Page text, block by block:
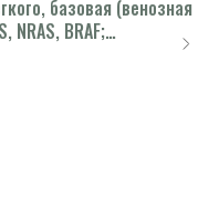
базовая (венозная
NRAS, BRAF;
генетика по